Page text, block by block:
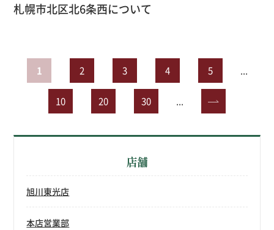
札幌市北区北6条西について
1 2 3 4 5 ...
10 20 30 ... »
店舗
旭川東光店
本店営業部